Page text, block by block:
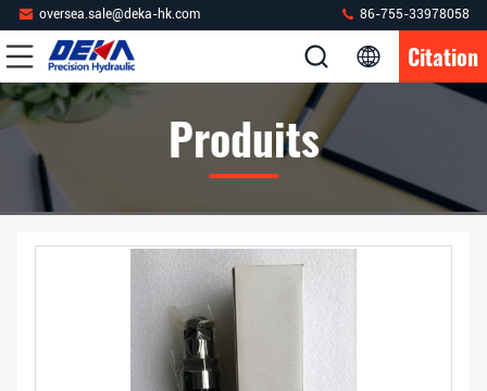
oversea.sale@deka-hk.com 86-755-33978058
Citation
Produits